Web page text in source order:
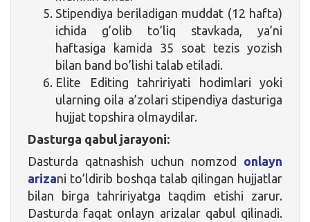
Stipendiya beriladigan muddat (12 hafta)
ichida g’olib to’liq stavkada, ya’ni
haftasiga kamida 35 soat tezis yozish
bilan band bo’lishi talab etiladi.
Elite Editing tahririyati hodimlari yoki
ularning oila a’zolari stipendiya dasturiga
hujjat topshira olmaydilar.
Dasturga qabul jarayoni:
Dasturda qatnashish uchun nomzod onlayn
arizani to’ldirib boshqa talab qilingan hujjatlar
bilan birga tahririyatga taqdim etishi zarur.
Dasturda faqat onlayn arizalar qabul qilinadi.